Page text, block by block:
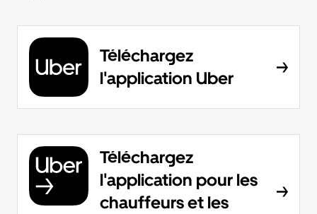
Téléchargez
l'application Uber
Téléchargez
l'application pour les
chauffeurs et les